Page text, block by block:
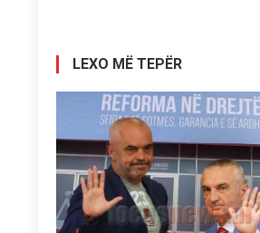
LEXO MË TEPËR